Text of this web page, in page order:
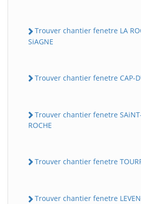
Trouver chantier fenetre LA
SiAGNE
Trouver chantier fenetre CAP-
Trouver chantier fenetre
ROCHE
Trouver chantier fenetre
Trouver chantier fenetre